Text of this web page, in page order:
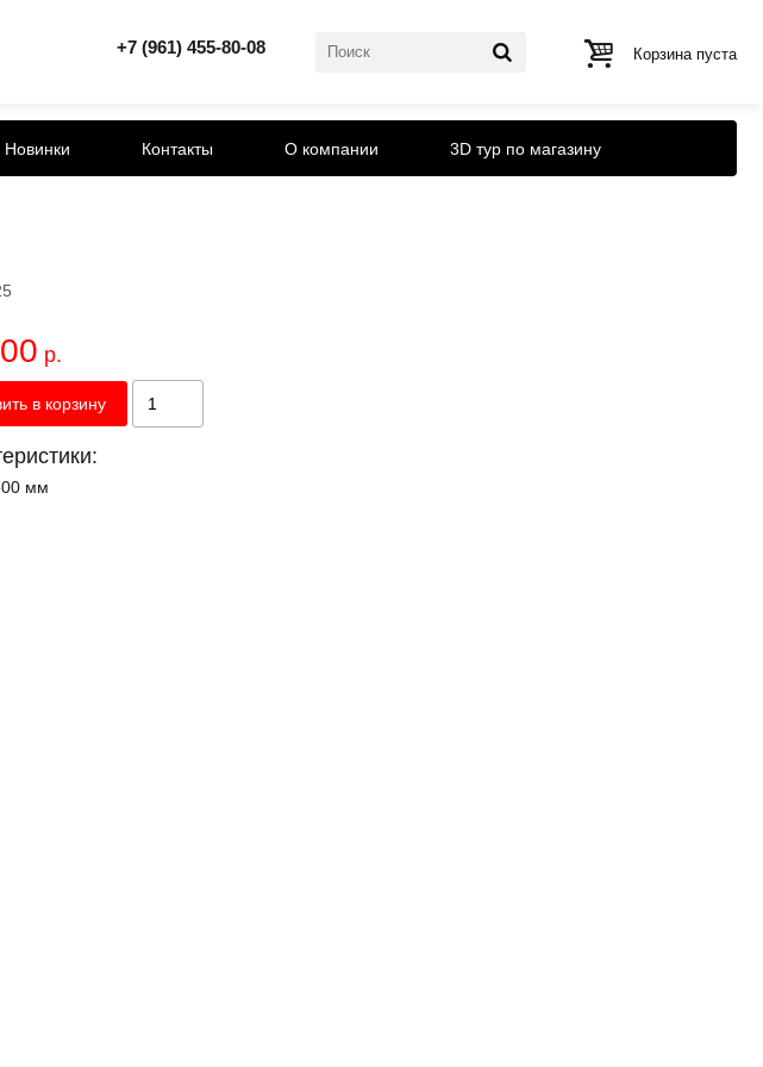
Корзина пуста
+7 (961) 455-80-08
Новинки Контакты О компании 3D тур по магазину
р.
в корзину
мм